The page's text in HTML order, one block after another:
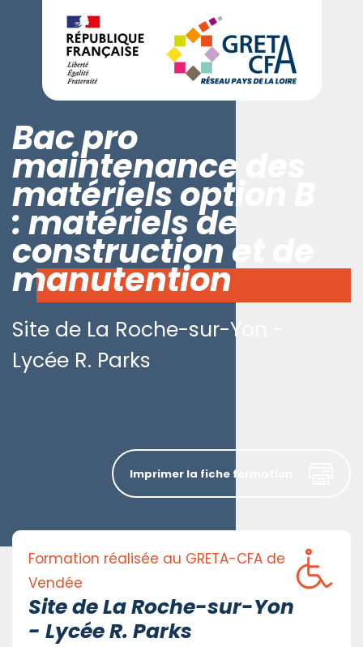
Bac pro
maintenance des
matériels option B
: matériels de
construction et de
manutention
Site de La Roche-sur-Yon -
Lycée R. Parks
Formation réalisée au GRETA-CFA de
Vendée
Site de La Roche-sur-Yon
- Lycée R. Parks
Imprimer la fiche formation